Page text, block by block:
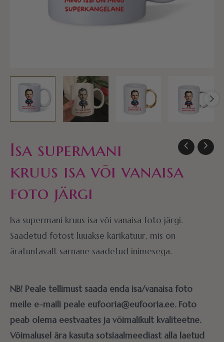
Isa supermani
kruus isa või vanaisa
foto järgi
Isa supermani kruus isa või vanaisa foto järgi.
Saadetud fotost luuakse karikatuur, mis on
äratuntavalt sarnane saadetud inimesega.
NB! Peale tellimust saada enda isa/vanaisa foto
meile e-maili peale eufooria@eufooria.ee. Foto
peab olema eestvaates ja võimalikult kvaliteetne.
Võimalusel ära kasuta sotsiaalmeediast alla laetud